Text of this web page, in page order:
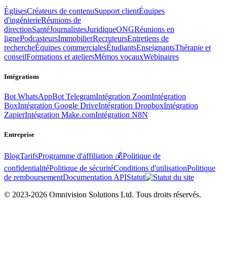
ÉglisesCréateurs de contenuSupport clientÉquipes
d'ingénierieRéunions de
directionSantéJournalistesJuridiqueONGRéunions en
lignePodcasteursImmobilierRecruteursEntretiens de
rechercheÉquipes commercialesÉtudiantsEnseignantsThérapie et
conseilFormations et ateliersMémos vocauxWebinaires
Intégrations
Bot WhatsAppBot TelegramIntégration ZoomIntégration
BoxIntégration Google DriveIntégration DropboxIntégration
ZapierIntégration Make.comIntégration N8N
Entreprise
BlogTarifsProgramme d'affiliation 💰Politique de
confidentialitéPolitique de sécuritéConditions d'utilisationPolitique
de remboursementDocumentation APIStatut
© 2023-2026 Omnivision Solutions Ltd. Tous droits réservés.